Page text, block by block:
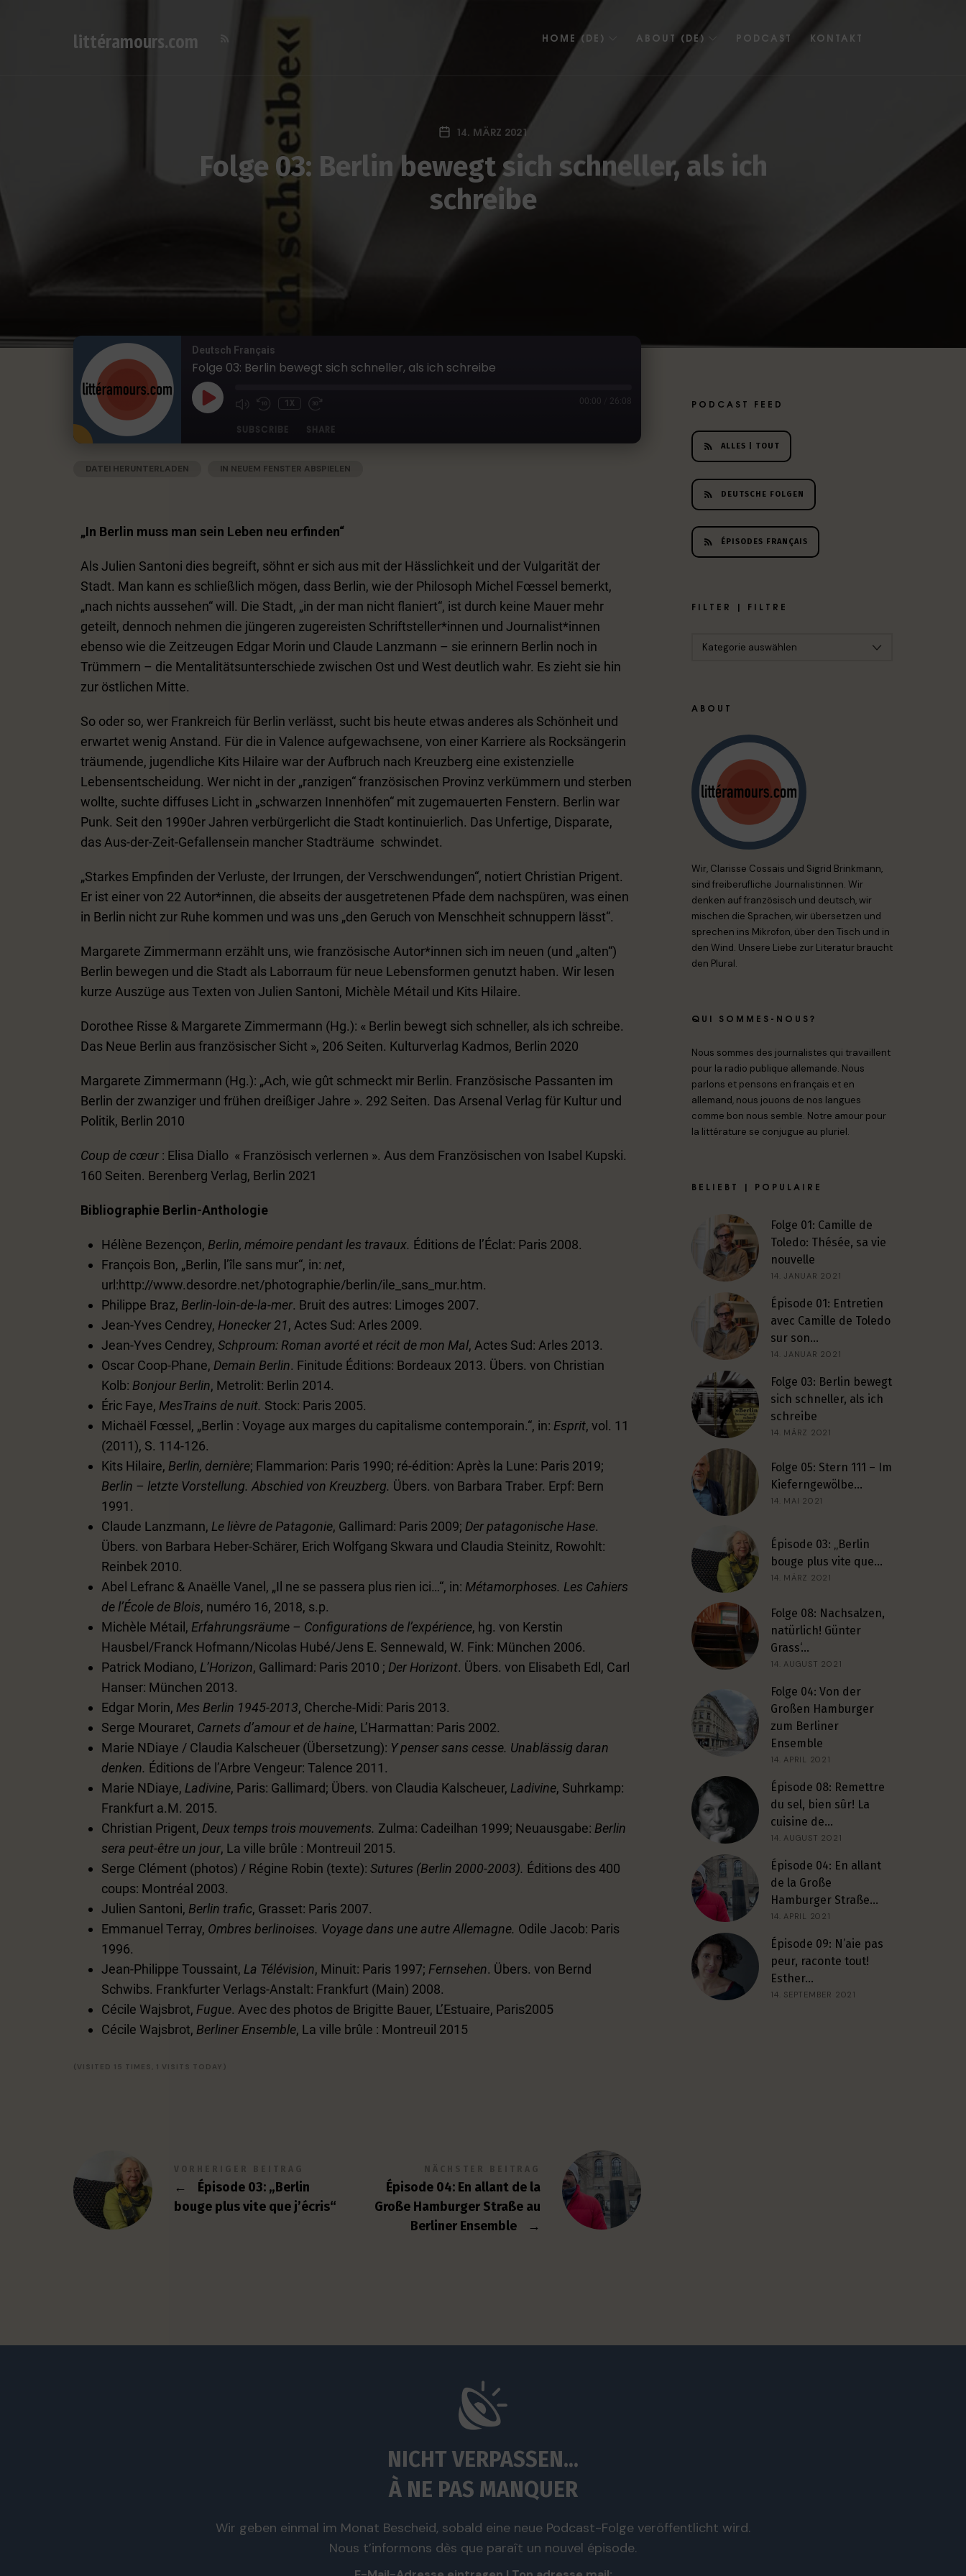
littéramours.com HOME (DE) ABOUT (DE) PODCAST KONTAKT
14. MÄRZ 2021
Folge 03: Berlin bewegt sich schneller, als ich
schreibe
Deutsch Français
Folge 03: Berlin bewegt sich schneller, als ich schreibe
1X 00:00 26:08
SUBSCRIBE SHARE
Apple Podcasts Deezer
RSS FEED
SHARE
EMBED
DATEI HERUNTERLADEN IN NEUEM FENSTER ABSPIELEN
„In Berlin muss man sein Leben neu erfinden“
Als Julien Santoni dies begreift, söhnt er sich aus mit der Hässlichkeit und der Vulgarität der
Stadt. Man kann es schließlich mögen, dass Berlin, wie der Philosoph Michel Fœssel bemerkt,
„nach nichts aussehen“ will. Die Stadt, „in der man nicht flaniert“, ist durch keine Mauer mehr
geteilt, dennoch nehmen die jüngeren zugereisten Schriftsteller*innen und Journalist*innen
ebenso wie die Zeitzeugen Edgar Morin und Claude Lanzmann – sie erinnern Berlin noch in
Trümmern – die Mentalitätsunterschiede zwischen Ost und West deutlich wahr. Es zieht sie hin
zur östlichen Mitte.
So oder so, wer Frankreich für Berlin verlässt, sucht bis heute etwas anderes als Schönheit und
erwartet wenig Anstand. Für die in Valence aufgewachsene, von einer Karriere als Rocksängerin
träumende, jugendliche Kits Hilaire war der Aufbruch nach Kreuzberg eine existenzielle
Lebensentscheidung. Wer nicht in der „ranzigen“ französischen Provinz verkümmern und sterben
wollte, suchte diffuses Licht in „schwarzen Innenhöfen“ mit zugemauerten Fenstern. Berlin war
Punk. Seit den 1990er Jahren verbürgerlicht die Stadt kontinuierlich. Das Unfertige, Disparate,
das Aus-der-Zeit-Gefallensein mancher Stadträume schwindet.
„Starkes Empfinden der Verluste, der Irrungen, der Verschwendungen“, notiert Christian Prigent.
Er ist einer von 22 Autor*innen, die abseits der ausgetretenen Pfade dem nachspüren, was einen
in Berlin nicht zur Ruhe kommen und was uns „den Geruch von Menschheit schnuppern lässt“.
Margarete Zimmermann erzählt uns, wie französische Autor*innen sich im neuen (und „alten“)
Berlin bewegen und die Stadt als Laborraum für neue Lebensformen genutzt haben. Wir lesen
kurze Auszüge aus Texten von Julien Santoni, Michèle Métail und Kits Hilaire.
Dorothee Risse & Margarete Zimmermann (Hg.): « Berlin bewegt sich schneller, als ich schreibe.
Das Neue Berlin aus französischer Sicht », 206 Seiten. Kulturverlag Kadmos, Berlin 2020
Margarete Zimmermann (Hg.): „Ach, wie gût schmeckt mir Berlin. Französische Passanten im
Berlin der zwanziger und frühen dreißiger Jahre ». 292 Seiten. Das Arsenal Verlag für Kultur und
Politik, Berlin 2010
Coup de cœur : Elisa Diallo « Französisch verlernen ». Aus dem Französischen von Isabel Kupski.
160 Seiten. Berenberg Verlag, Berlin 2021
Bibliographie Berlin-Anthologie
Hélène Bezençon, Berlin, mémoire pendant les travaux. Éditions de l’Éclat: Paris 2008.
François Bon, „Berlin, l’île sans mur“, in: net,
url:http://www.desordre.net/photographie/berlin/ile_sans_mur.htm.
Philippe Braz, Berlin-loin-de-la-mer. Bruit des autres: Limoges 2007.
Jean-Yves Cendrey, Honecker 21, Actes Sud: Arles 2009.
Jean-Yves Cendrey, Schproum: Roman avorté et récit de mon Mal, Actes Sud: Arles 2013.
Oscar Coop-Phane, Demain Berlin. Finitude Éditions: Bordeaux 2013. Übers. von Christian
Kolb: Bonjour Berlin, Metrolit: Berlin 2014.
Éric Faye, MesTrains de nuit. Stock: Paris 2005.
Michaël Fœssel, „Berlin : Voyage aux marges du capitalisme contemporain.“, in: Esprit, vol. 11
(2011), S. 114-126.
Kits Hilaire, Berlin, dernière; Flammarion: Paris 1990; ré-édition: Après la Lune: Paris 2019;
Berlin – letzte Vorstellung. Abschied von Kreuzberg. Übers. von Barbara Traber. Erpf: Bern
1991.
Claude Lanzmann, Le lièvre de Patagonie, Gallimard: Paris 2009; Der patagonische Hase.
Übers. von Barbara Heber-Schärer, Erich Wolfgang Skwara und Claudia Steinitz, Rowohlt:
Reinbek 2010.
Abel Lefranc & Anaëlle Vanel, „Il ne se passera plus rien ici…“, in: Métamorphoses. Les Cahiers
de l’École de Blois, numéro 16, 2018, s.p.
Michèle Métail, Erfahrungsräume – Configurations de l’expérience, hg. von Kerstin
Hausbel/Franck Hofmann/Nicolas Hubé/Jens E. Sennewald, W. Fink: München 2006.
Patrick Modiano, L’Horizon, Gallimard: Paris 2010 ; Der Horizont. Übers. von Elisabeth Edl, Carl
Hanser: München 2013.
Edgar Morin, Mes Berlin 1945-2013, Cherche-Midi: Paris 2013.
Serge Mouraret, Carnets d’amour et de haine, L’Harmattan: Paris 2002.
Marie NDiaye / Claudia Kalscheuer (Übersetzung): Y penser sans cesse. Unablässig daran
denken. Éditions de l’Arbre Vengeur: Talence 2011.
Marie NDiaye, Ladivine, Paris: Gallimard; Übers. von Claudia Kalscheuer, Ladivine, Suhrkamp:
Frankfurt a.M. 2015.
Christian Prigent, Deux temps trois mouvements. Zulma: Cadeilhan 1999; Neuausgabe: Berlin
sera peut-être un jour, La ville brûle : Montreuil 2015.
Serge Clément (photos) / Régine Robin (texte): Sutures (Berlin 2000-2003). Éditions des 400
coups: Montréal 2003.
Julien Santoni, Berlin trafic, Grasset: Paris 2007.
Emmanuel Terray, Ombres berlinoises. Voyage dans une autre Allemagne. Odile Jacob: Paris
1996.
Jean-Philippe Toussaint, La Télévision, Minuit: Paris 1997; Fernsehen. Übers. von Bernd
Schwibs. Frankfurter Verlags-Anstalt: Frankfurt (Main) 2008.
Cécile Wajsbrot, Fugue. Avec des photos de Brigitte Bauer, L’Estuaire, Paris2005
Cécile Wajsbrot, Berliner Ensemble, La ville brûle : Montreuil 2015
(VISITED 15 TIMES, 1 VISITS TODAY)
VORHERIGER BEITRAG
←
Épisode 03: „Berlin
bouge plus vite que j’écris“
NÄCHSTER BEITRAG
Épisode 04: En allant de la
Große Hamburger Straße au
Berliner Ensemble
→
PODCAST FEED
ALLES | TOUT
DEUTSCHE FOLGEN
ÉPISODES FRANÇAIS
FILTER | FILTRE
ABOUT
Wir, Clarisse Cossais und Sigrid Brinkmann,
sind freiberufliche Journalistinnen. Wir
denken auf französisch und deutsch, wir
mischen die Sprachen, wir übersetzen und
sprechen ins Mikrofon, über den Tisch und in
den Wind. Unsere Liebe zur Literatur braucht
den Plural.
QUI SOMMES-NOUS?
Nous sommes des journalistes qui travaillent
pour la radio publique allemande. Nous
parlons et pensons en français et en
allemand, nous jouons de nos langues
comme bon nous semble. Notre amour pour
la littérature se conjugue au pluriel.
BELIEBT | POPULAIRE
Folge 01: Camille de
Toledo: Thésée, sa vie
nouvelle
14. JANUAR 2021
Épisode 01: Entretien
avec Camille de Toledo
sur son…
14. JANUAR 2021
Folge 03: Berlin bewegt
sich schneller, als ich
schreibe
14. MÄRZ 2021
Folge 05: Stern 111 – Im
Kieferngewölbe…
14. MAI 2021
Épisode 03: „Berlin
bouge plus vite que…
14. MÄRZ 2021
Folge 08: Nachsalzen,
natürlich! Günter
Grass‘…
14. AUGUST 2021
Folge 04: Von der
Großen Hamburger
zum Berliner
Ensemble
14. APRIL 2021
Épisode 08: Remettre
du sel, bien sûr! La
cuisine de…
14. AUGUST 2021
Épisode 04: En allant
de la Große
Hamburger Straße…
14. APRIL 2021
Épisode 09: N’aie pas
peur, raconte tout!
Esther…
14. SEPTEMBER 2021
NICHT VERPASSEN...
À NE PAS MANQUER
Wir geben einmal im Monat Bescheid, sobald eine neue Podcast-Folge veröffentlicht wird.
Nous t’informons dès que paraît un nouvel épisode.